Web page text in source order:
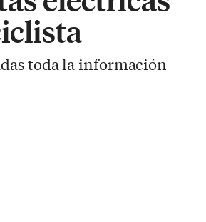
toda la información